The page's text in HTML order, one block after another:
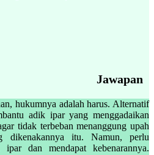
Jawapan
hukumnya adalah harus. Alternatif
adik ipar yang menggadaikan
tidak terbeban menanggung upah
dikenakannya itu. Namun, perlu
dan mendapat kebenarannya.